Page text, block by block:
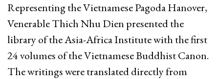
Representing the Vietnamese Pagoda Hanover,
Venerable Thich Nhu Dien presented the
library of the Asia-Africa Institute with the first
24 volumes of the Vietnamese Buddhist Canon.
The writings were translated directly from